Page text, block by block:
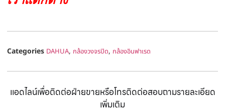
Categories DAHUA, กล้องวงจรปิด, กล้องอินฟาเรด
แอดไลน์เพื่อติดต่อฝ่ายขายหรือโทรติดต่อสอบถามรายละเอียด
เพิ่มเติม